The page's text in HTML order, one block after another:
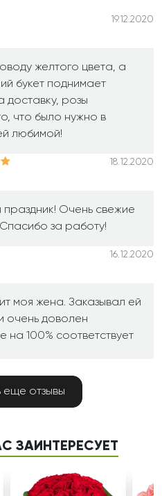
19.12.2020
желтого цвета, а
букет поднимает
доставку, розы
что было нужно в
любимой!
18.12.2020
Очень свежие
за работу!
16.12.2020
моя жена. Заказывал ей
очень доволен
100% соответствует
13.12.2020
еще отзывы
ЗАИНТЕРЕСУЕТ